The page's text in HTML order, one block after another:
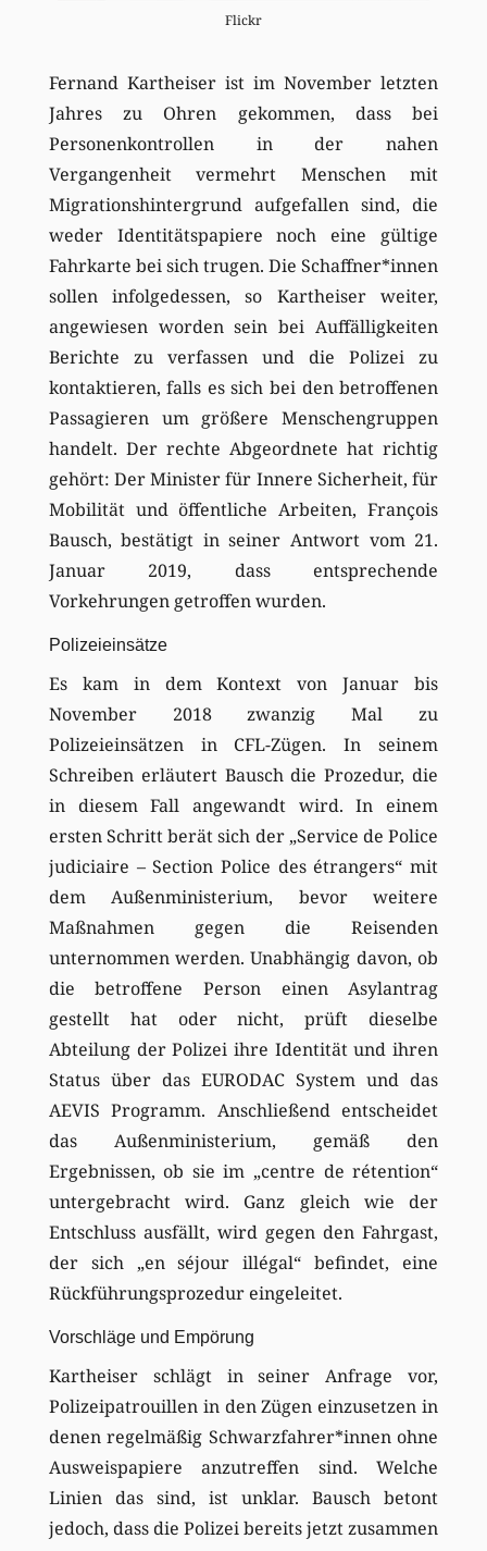
Flickr
Fernand Kartheiser ist im November letzten
Jahres zu Ohren gekommen, dass bei
Personenkontrollen in der nahen
Vergangenheit vermehrt Menschen mit
Migrationshintergrund aufgefallen sind, die
weder Identitätspapiere noch eine gültige
Fahrkarte bei sich trugen. Die Schaffner*innen
sollen infolgedessen, so Kartheiser weiter,
angewiesen worden sein bei Auffälligkeiten
Berichte zu verfassen und die Polizei zu
kontaktieren, falls es sich bei den betroffenen
Passagieren um größere Menschengruppen
handelt. Der rechte Abgeordnete hat richtig
gehört: Der Minister für Innere Sicherheit, für
Mobilität und öffentliche Arbeiten, François
Bausch, bestätigt in seiner Antwort vom 21.
Januar 2019, dass entsprechende
Vorkehrungen getroffen wurden.
Polizeieinsätze
Es kam in dem Kontext von Januar bis
November 2018 zwanzig Mal zu
Polizeieinsätzen in CFL-Zügen. In seinem
Schreiben erläutert Bausch die Prozedur, die
in diesem Fall angewandt wird. In einem
ersten Schritt berät sich der „Service de Police
judiciaire – Section Police des étrangers“ mit
dem Außenministerium, bevor weitere
Maßnahmen gegen die Reisenden
unternommen werden. Unabhängig davon, ob
die betroffene Person einen Asylantrag
gestellt hat oder nicht, prüft dieselbe
Abteilung der Polizei ihre Identität und ihren
Status über das EURODAC System und das
AEVIS Programm. Anschließend entscheidet
das Außenministerium, gemäß den
Ergebnissen, ob sie im „centre de rétention“
untergebracht wird. Ganz gleich wie der
Entschluss ausfällt, wird gegen den Fahrgast,
der sich „en séjour illégal“ befindet, eine
Rückführungsprozedur eingeleitet.
Vorschläge und Empörung
Kartheiser schlägt in seiner Anfrage vor,
Polizeipatrouillen in den Zügen einzusetzen in
denen regelmäßig Schwarzfahrer*innen ohne
Ausweispapiere anzutreffen sind. Welche
Linien das sind, ist unklar. Bausch betont
jedoch, dass die Polizei bereits jetzt zusammen